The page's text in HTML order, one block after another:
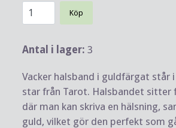
Köp
Antal i lager: 3
Vacker halsband i guldfärgat står
star från Tarot. Halsbandet
där man kan skriva en hälsning,
guld, vilket gör den perfekt som